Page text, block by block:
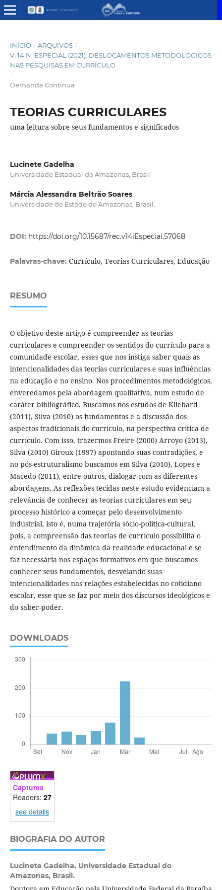
INÍCIO / ARQUIVOS /
V. 14 N. ESPECIAL (2021): DESLOCAMENTOS METODOLÓGICOS
NAS PESQUISAS EM CURRÍCULO
/
Demanda Contínua
TEORIAS CURRICULARES
uma leitura sobre seus fundamentos e significados
Lucinete Gadelha
Universidade Estadual do Amazonas, Brasil.
Márcia Alessandra Beltrão Soares
Universidade do Estado do Amazonas, Brasil.
DOI: https://doi.org/10.15687/rec.v14iEspecial.57068
Palavras-chave: Currículo, Teorias Curriculares, Educação
RESUMO
O objetivo deste artigo é compreender as teorias
curriculares e compreender os sentidos do currículo para a
comunidade escolar, esses que nos instiga saber quais as
intencionalidades das teorias curriculares e suas influências
na educação e no ensino. Nos procedimentos metodológicos,
enveredamos pela abordagem qualitativa, num estudo de
caráter bibliográfico. Buscamos nos estudos de Kliebard
(2011), Silva (2010) os fundamentos e a discussão dos
aspectos tradicionais do currículo, na perspectiva crítica de
currículo. Com isso, trazermos Freire (2000) Arroyo (2013),
Silva (2010) Giroux (1997) apontando suas contradições, e
no pós-estruturalismo buscamos em Silva (2010), Lopes e
Macedo (2011), entre outros, dialogar com as diferentes
abordagens. As reflexões tecidas neste estudo evidenciam a
relevância de conhecer as teorias curriculares em seu
processo histórico a começar pelo desenvolvimento
industrial, isto é, numa trajetória sócio-política-cultural,
pois, a compreensão das teorias de currículo possibilita o
entendimento da dinâmica da realidade educacional e se
faz necessária nos espaços formativos em que buscamos
conhecer seus fundamentos, desvelando suas
intencionalidades nas relações estabelecidas no cotidiano
escolar, esse que se faz por meio dos discursos ideológicos e
do saber-poder.
DOWNLOADS
Captures
Readers: 27
see details
BIOGRAFIA DO AUTOR
Lucinete Gadelha, Universidade Estadual do
Amazonas, Brasil.